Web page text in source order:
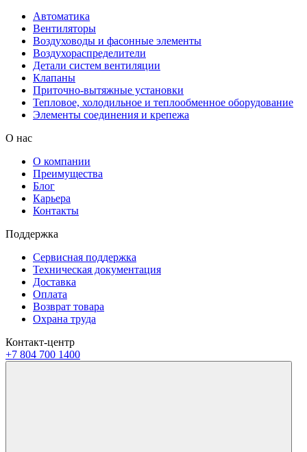
Автоматика
Вентиляторы
Воздуховоды и фасонные элементы
Воздухораспределители
Детали систем вентиляции
Клапаны
Приточно-вытяжные установки
Тепловое, холодильное и теплообменное оборудование
Элементы соединения и крепежа
О нас
О компании
Преимущества
Блог
Карьера
Контакты
Поддержка
Сервисная поддержка
Техническая документация
Доставка
Оплата
Возврат товара
Охрана труда
Контакт-центр
+7 804 700 1400